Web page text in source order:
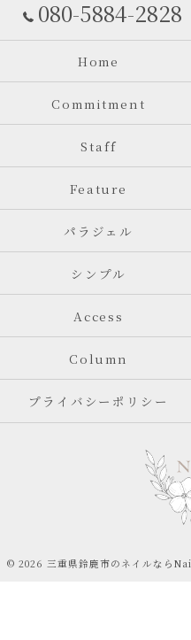
080-5884-2828
Home
Commitment
Staff
Feature
パラジェル
シンプル
Access
Column
プライバシーポリシー
© 2026 三重県鈴鹿市のネイルなら